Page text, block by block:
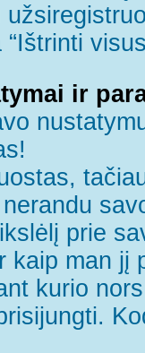
ir
prie
kaip man jį
kurio